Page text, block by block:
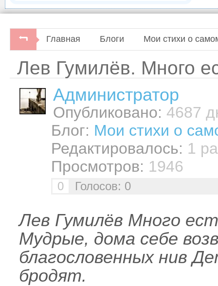
Главная Блоги Мои стихи о
Лев Гумилёв. Много
Администратор
Опубликовано: 4687
Блог: Мои стихи о
Редактировалось: 1
Просмотров: 1946
0 Голосов: 0
Лев Гумилёв Много
Мудрые, дома себе
благословенных нив
бродят.